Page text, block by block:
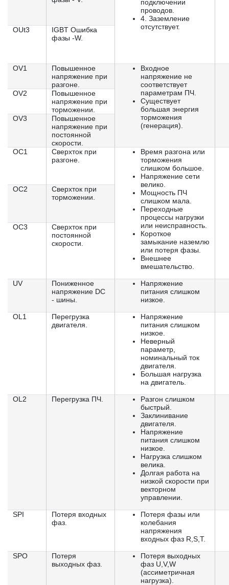
подключении
проводов.
4. Заземление
отсутствует.
OUt3
IGBT Ошибка
фазы -W.
OV1
Повышенное
напряжение при
разгоне.
Входное
напряжение не
соответствует
параметрам ПЧ.
Существует
большая энергия
торможения
(генерация).
OV2
Повышенное
напряжение при
торможении.
OV3
Повышенное
напряжение при
постоянной
скорости.
OC1
Сверхток при
разгоне.
Время разгона или
торможения
слишком большое.
Напряжение сети
велико.
Мощность ПЧ
слишком мала.
Переходные
процессы нагрузки
или неисправность.
Короткое
замыкание наземлю
или потеря фазы.
Внешнее
вмешательство.
OC2
Сверхток при
торможении.
OC3
Сверхток при
постоянной
скорости.
UV
Пониженное
напряжение DC
- шины.
Напряжение
питания слишком
низкое.
OL1
Перегрузка
двигателя.
Напряжение
питания слишком
низкое.
Неверный
параметр,
номинальный ток
двигателя.
Большая нагрузка
на двигатель.
OL2 Перегрузка ПЧ.
Разгон слишком
быстрый.
Заклинивание
двигателя.
Напряжение
питания слишком
низкое.
Нагрузка слишком
велика.
Долгая работа на
низкой скорости при
векторном
управлении.
SPI
Потеря входных
фаз.
Потеря фазы или
колебания
напряжения
входных фаз R,S,T.
SPO
Потеря
выходных фаз.
Потеря выходных
фаз U,V,W
(ассиметричная
нагрузка).